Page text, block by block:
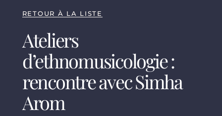
RETOUR À LA LISTE
Ateliers
d’ethnomusicologie :
rencontre avec Simha
Arom